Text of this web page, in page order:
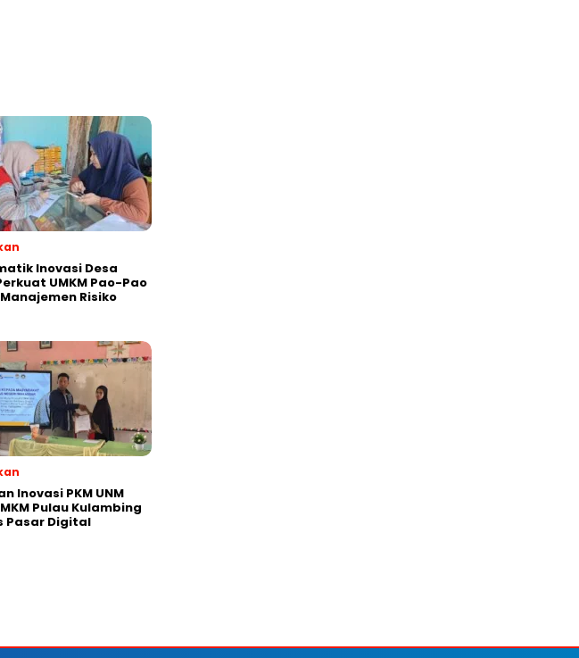
Inovasi Desa
UMKM Pao-Pao
Risiko
Inovasi PKM UNM
Pulau Kulambing
Pasar Digital